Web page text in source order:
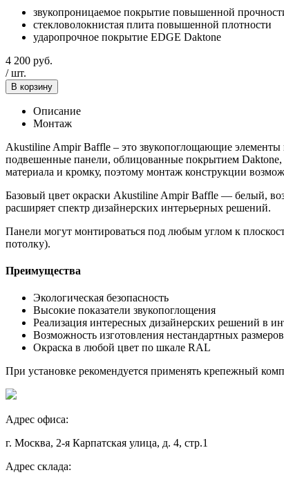
звукопроницаемое покрытие повышенной
стекловолокнистая плита повышенной плотности
ударопрочное покрытие EDGE Daktone
4 200 руб.
/шт.
В корзину
Описание
Монтаж
Akustiline Ampir Baffle – это звукопоглощающие
подвешенные панели, облицованные покрытием Daktone,
материала и кромку, поэтому монтаж конструкции
Базовый цвет окраски Akustiline Ampir Baffle — белый,
расширяет спектр дизайнерских интерьерных решений.
Панели могут монтироваться под любым углом к
потолку).
Преимущества
Экологическая безопасность
Высокие показатели звукопоглощения
Реализация интересных дизайнерских решений в
Возможность изготовления нестандартных
Окраска в любой цвет по шкале RAL
При установке рекомендуется применять крепежный
Адрес офиса:
г. Москва, 2-я Карпатская улица, д. 4, стр.1
Адрес склада: